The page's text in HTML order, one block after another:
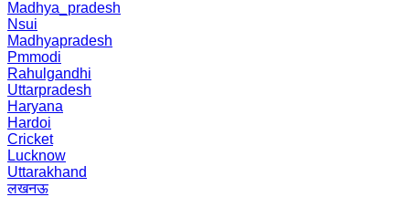
Madhya_pradesh
Nsui
Madhyapradesh
Pmmodi
Rahulgandhi
Uttarpradesh
Haryana
Hardoi
Cricket
Lucknow
Uttarakhand
लखनऊ